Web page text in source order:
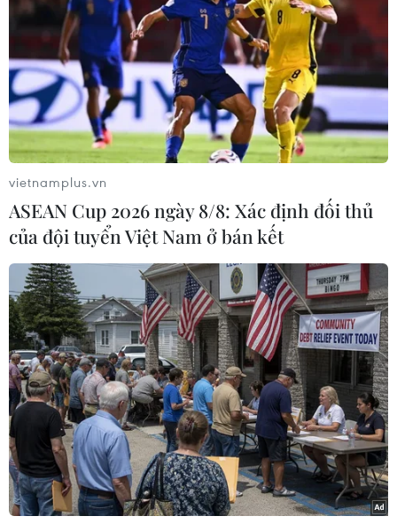
Theo dõi VietnamPlus
WB: 2014 có thể là một năm đáng thất
vọng với kinh tế thế giới
vietnamplus.vn
ASEAN Cup 2026 ngày 8/8: Xác định đối thủ
của đội tuyển Việt Nam ở bán kết